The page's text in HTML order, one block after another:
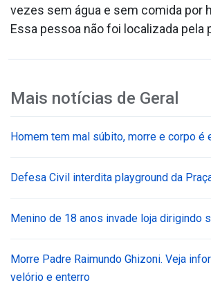
vezes sem água e sem comida por
Essa pessoa não foi localizada pela
Mais notícias de Geral
Homem tem mal súbito, morre e corpo é
Defesa Civil interdita playground da
Menino de 18 anos invade loja dirigindo
Morre Padre Raimundo Ghizoni. Veja
velório e enterro